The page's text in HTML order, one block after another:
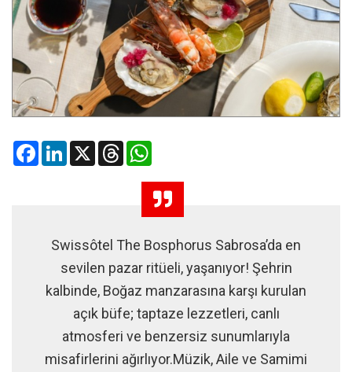
FacebookLinkedIn
X Threads
Swissôtel The Bosphorus Sabrosa’da en
sevilen pazar ritüeli, yaşanıyor! Şehrin
kalbinde, Boğaz manzarasına karşı kurulan
açık büfe; taptaze lezzetleri, canlı
atmosferi ve benzersiz sunumlarıyla
misafirlerini ağırlıyor.Müzik, Aile ve Samimi